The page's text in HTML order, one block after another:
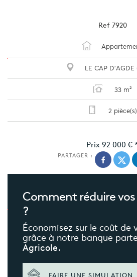
Ref 7920
LE CAP D'AGDE
33 m²
2 pièce(s)
Prix 92 000 €
PARTAGER :
Comment réduire
?
Économisez sur le coût de
grâce à notre banque
Agricole.
FAIRE UNE SIMULATION